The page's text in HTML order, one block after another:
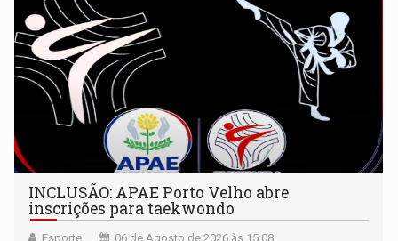
INCLUSÃO: APAE Porto Velho abre
inscrições para taekwondo
Esporte 06 de Agosto de 2026 às 15:08